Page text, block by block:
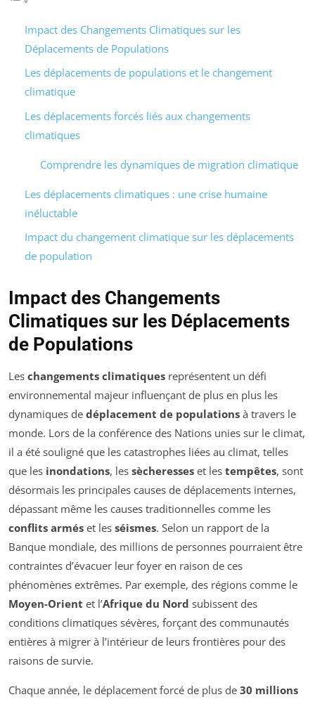
Impact des Changements Climatiques sur les
Déplacements de Populations
Les déplacements de populations et le changement
climatique
Les déplacements forcés liés aux changements
climatiques
Comprendre les dynamiques de migration climatique
Les déplacements climatiques : une crise humaine
inéluctable
Impact du changement climatique sur les déplacements
de population
Impact des Changements
Climatiques sur les Déplacements
de Populations
Les changements climatiques représentent un défi
environnemental majeur influençant de plus en plus les
dynamiques de déplacement de populations à travers le
monde. Lors de la conférence des Nations unies sur le climat,
il a été souligné que les catastrophes liées au climat, telles
que les inondations, les sècheresses et les tempêtes, sont
désormais les principales causes de déplacements internes,
dépassant même les causes traditionnelles comme les
conflits armés et les séismes. Selon un rapport de la
Banque mondiale, des millions de personnes pourraient être
contraintes d’évacuer leur foyer en raison de ces
phénomènes extrêmes. Par exemple, des régions comme le
Moyen-Orient et l’Afrique du Nord subissent des
conditions climatiques sévères, forçant des communautés
entières à migrer à l’intérieur de leurs frontières pour des
raisons de survie.
Chaque année, le déplacement forcé de plus de 30 millions